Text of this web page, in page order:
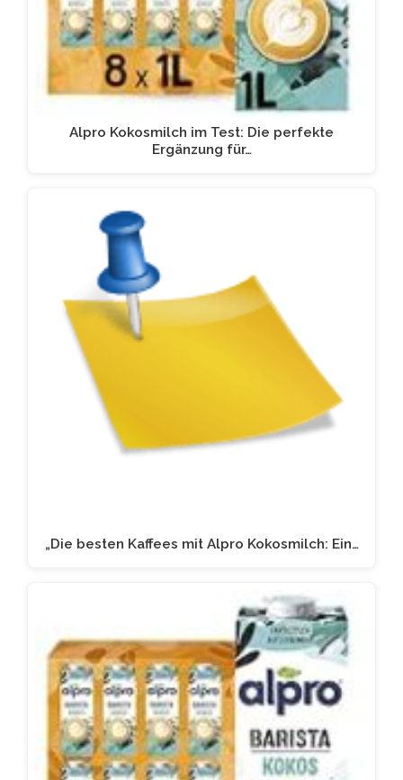
Alpro Kokosmilch im Test: Die perfekte
Ergänzung für…
„Die besten Kaffees mit Alpro Kokosmilch: Ein…